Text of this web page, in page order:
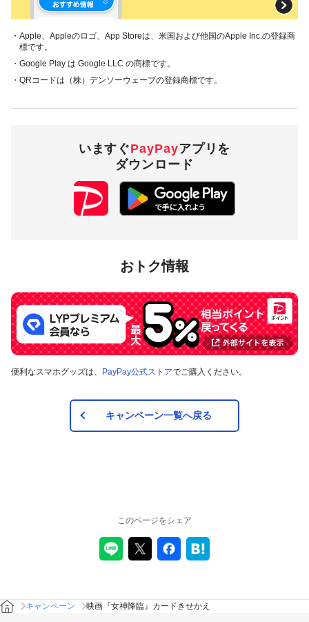
・Apple、Appleのロゴ、App Storeは、米国および他国のApple Inc.の登録商
標です。
・Google Play は Google LLC の商標です。
・QRコードは（株）デンソーウェーブの登録商標です。
いますぐPayPayアプリを
ダウンロード
おトク情報
便利なスマホグッズは、 PayPay公式ストアでご購入ください。
キャンペーン一覧へ戻る
このページをシェア
キャンペーン 映画『女神降臨』カードきせかえ